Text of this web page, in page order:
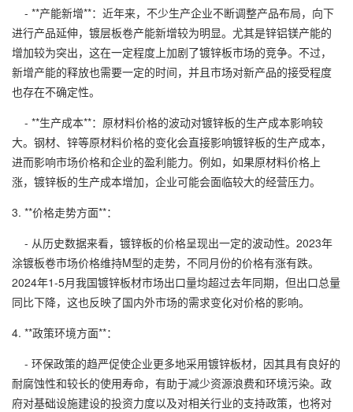
- **产能新增**：近年来，不少生产企业不断调整产品布局，向下
进行产品延伸，镀层板卷产能新增较为明显。尤其是锌铝镁产能的
增加较为突出，这在一定程度上加剧了镀锌板市场的竞争。不过，
新增产能的释放也需要一定的时间，并且市场对新产品的接受程度
也存在不确定性。
- **生产成本**：原材料价格的波动对镀锌板的生产成本影响较
大。钢材、锌等原材料价格的变化会直接影响镀锌板的生产成本，
进而影响市场价格和企业的盈利能力。例如，如果原材料价格上
涨，镀锌板的生产成本增加，企业可能会面临较大的经营压力。
3. **价格走势方面**：
- 从历史数据来看，镀锌板的价格呈现出一定的波动性。2023年
涂镀板卷市场价格维持M型的走势，不同月份的价格有涨有跌。
2024年1-5月我国镀锌板材市场出口量均超过去年同期，但出口总量
同比下降，这也反映了国内外市场的需求变化对价格的影响。
4. **政策环境方面**：
- 环保政策的趋严促使企业更多地采用镀锌板材，因其具有良好的
耐腐蚀性和较长的使用寿命，有助于减少资源浪费和环境污染。政
府对基础设施建设的投资力度以及对相关行业的支持政策，也将对